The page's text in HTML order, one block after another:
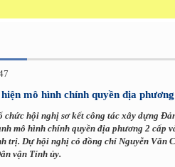
mô hình chính quyền địa
hội nghị sơ kết công tác xây dựng
mô hình chính quyền địa phương 2 cấp
trị. Dự hội nghị có đồng chí Nguyễn Văn
vận Tỉnh ủy.